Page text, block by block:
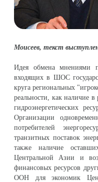
Моисеев, текст
Идея обмена мнениями
входящих в ШОС
круга региональных
реальности, как наличие
гидроэнергетических
Организации
потребителей
транзитных поставок
также наличие
Центральной Азии и
финансовых ресурсов
ООН для экономик